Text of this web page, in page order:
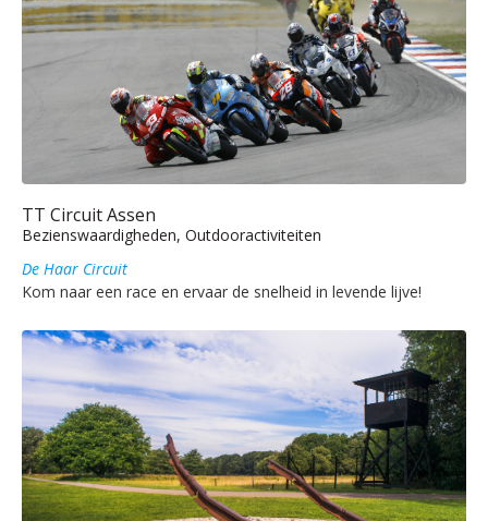
TT Circuit Assen
Bezienswaardigheden, Outdooractiviteiten
De Haar Circuit
Kom naar een race en ervaar de snelheid in levende lijve!